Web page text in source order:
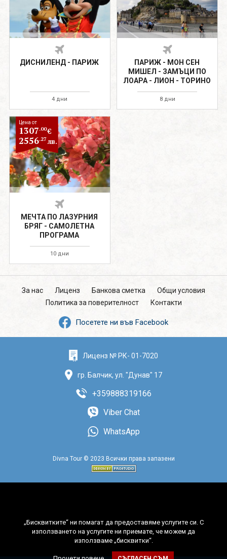
ДИСНИЛЕНД - ПАРИЖ
4 дни
ПАРИЖ - МОН СЕН
МИШЕЛ - ЗАМЪЦИ ПО
ЛОАРА - ЛИОН - ТОРИНО
8 дни
Цена от
1307.00€
2556.27лв.
МЕЧТА ПО ЛАЗУРНИЯ
БРЯГ - САМОЛЕТНА
ПРОГРАМА
10 дни
За нас Лиценз Банкова сметка
Общи условия
Политика за поверителност
Контакти
Посетете ни във Facebook
Лиценз № РК- 01-7020
гр. Балчик, ул. "Дунав" 17
+359888319166
Viber Chat
WhatsApp
Divna Tour © 2023 Всички права запазени
„Бисквитките“ ни помагат да предоставяме услугите си. С
използването на услугите ни приемате, че можем да
използваме „бисквитки“.